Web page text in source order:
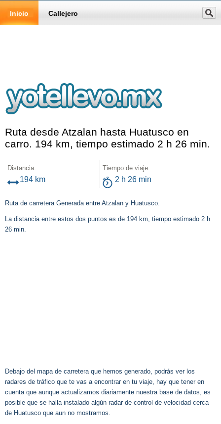
Inicio Callejero
Ruta desde Atzalan hasta Huatusco en
carro. 194 km, tiempo estimado 2 h 26 min.
Distancia:
194 km
Tiempo de viaje:
2 h 26 min
Ruta de carretera Generada entre Atzalan y Huatusco.
La distancia entre estos dos puntos es de 194 km, tiempo estimado 2 h
26 min.
Debajo del mapa de carretera que hemos generado, podrás ver los
radares de tráfico que te vas a encontrar en tu viaje, hay que tener en
cuenta que aunque actualizamos diariamente nuestra base de datos, es
posible que se halla instalado algún radar de control de velocidad cerca
de Huatusco que aun no mostramos.